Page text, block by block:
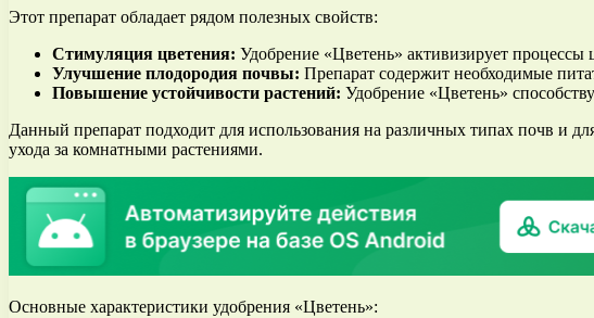
Этот препарат обладает рядом полезных свойств:
Стимуляция цветения: Удобрение «Цветень» активизирует
Улучшение плодородия почвы: Препарат содержит необходимые
Повышение устойчивости растений: Удобрение «Цветень»
Данный препарат подходит для использования на различных типах почв и
ухода за комнатными растениями.
Основные характеристики удобрения «Цветень»: